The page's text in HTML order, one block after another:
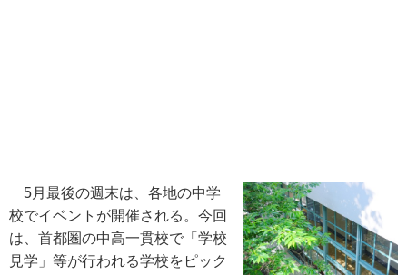
5月最後の週末は、各地の中学
校でイベントが開催される。今回
は、首都圏の中高一貫校で「学校
見学」等が行われる学校をピック